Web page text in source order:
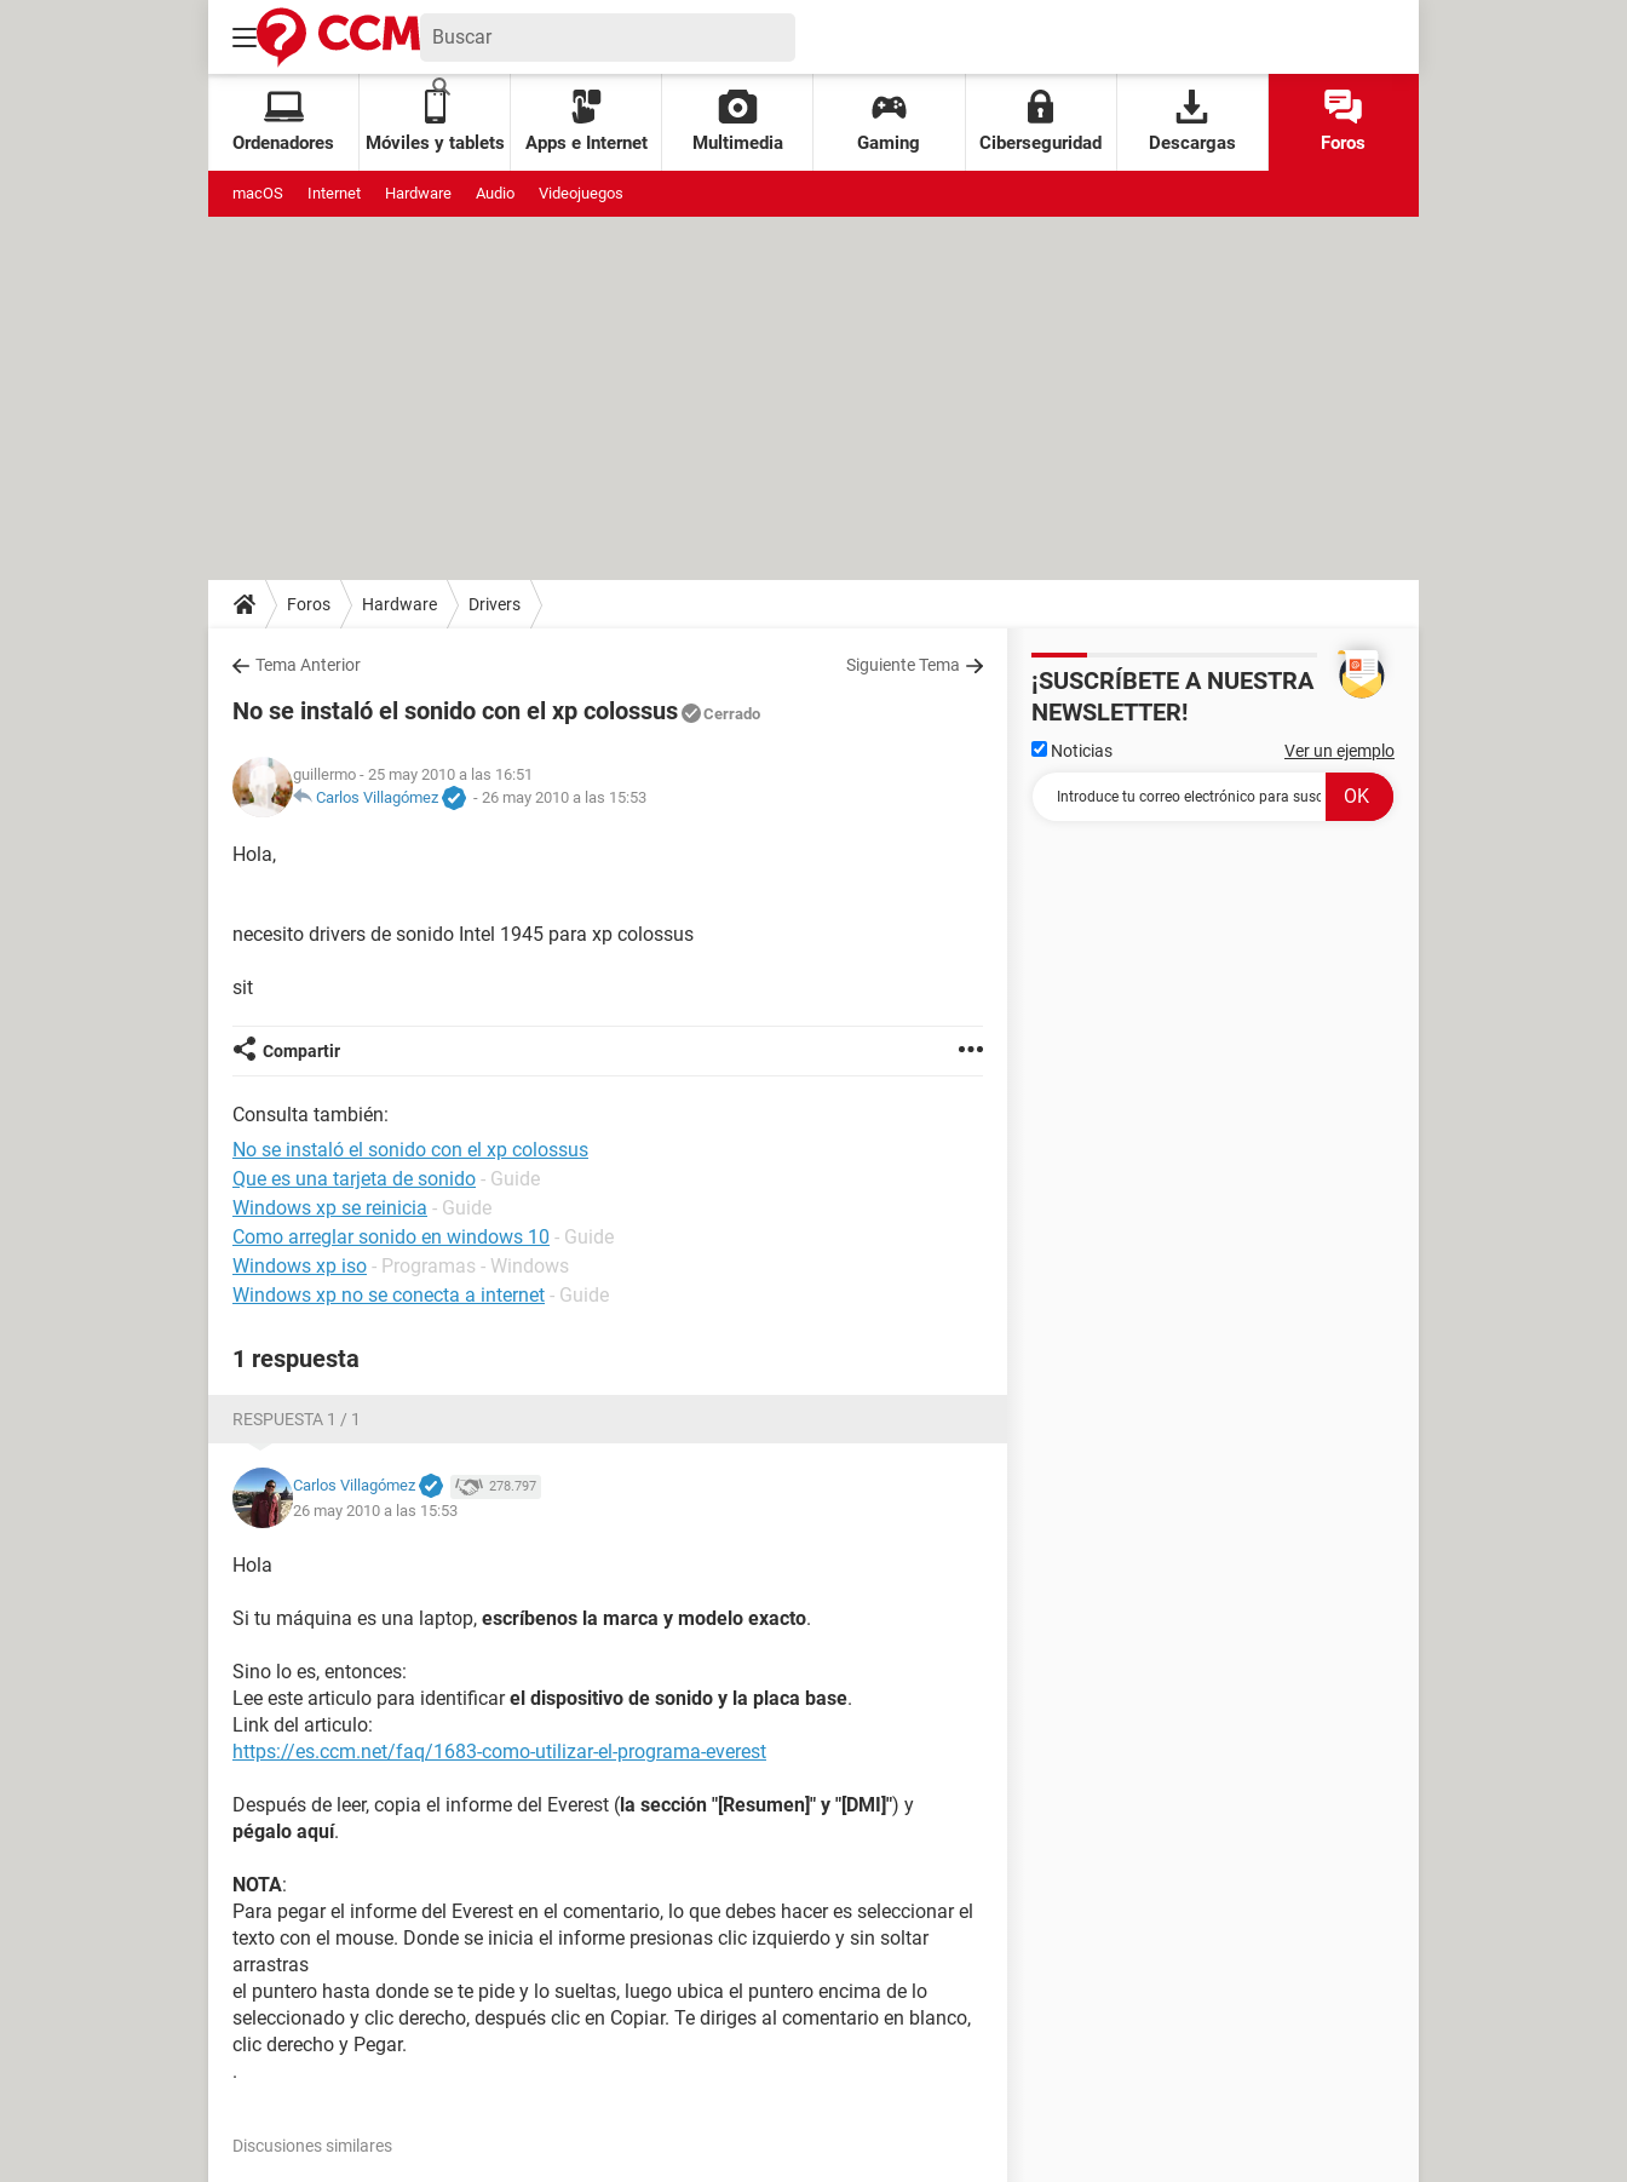
Ordenadores Móviles y tablets Apps e Internet Multimedia Gaming Ciberseguridad Descargas Foros
macOS Internet Hardware Audio Videojuegos
Foros Hardware Drivers
Tema Anterior Siguiente Tema
No se instaló el sonido con el xp colossus Cerrado
guillermo - 25 may 2010 a las 16:51
Carlos Villagómez
- 26 may 2010 a las 15:53
Hola,
necesito drivers de sonido Intel 1945 para xp colossus
sit
Compartir
Consulta también:
No se instaló el sonido con el xp colossus
Que es una tarjeta de sonido - Guide
Windows xp se reinicia - Guide
Como arreglar sonido en windows 10 - Guide
Windows xp iso - Programas - Windows
Windows xp no se conecta a internet - Guide
1 respuesta
RESPUESTA 1 / 1
Carlos Villagómez 278.797
26 may 2010 a las 15:53
Hola
Si tu máquina es una laptop, escríbenos la marca y modelo exacto.
Sino lo es, entonces:
Lee este articulo para identificarel dispositivo de sonido y la placa base.
Link del articulo:
https://es.ccm.net/faq/1683-como-utilizar-el-programa-everest
Después de leer, copia el informe del Everest (la sección "[Resumen]" y "[DMI]") y
pégalo aquí.
NOTA:
Para pegar el informe del Everest en el comentario, lo que debes hacer es seleccionar el
texto con el mouse. Donde se inicia el informe presionas clic izquierdo y sin soltar
arrastras
el puntero hasta donde se te pide y lo sueltas, luego ubica el puntero encima de lo
seleccionado y clic derecho, después clic en Copiar. Te diriges al comentario en blanco,
clic derecho y Pegar.
.
Discusiones similares
¡SUSCRÍBETE A NUESTRA
NEWSLETTER!
Noticias Ver un ejemplo